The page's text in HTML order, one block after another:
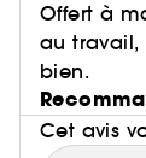
Offert à
au travail,
bien.
Cet avis